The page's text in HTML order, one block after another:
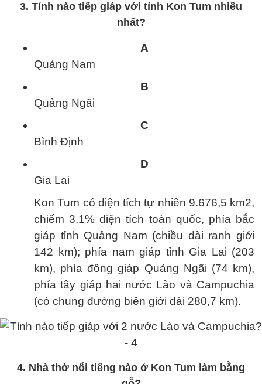
3. Tỉnh nào tiếp giáp với tỉnh Kon Tum nhiều
nhất?
A
Quảng Nam
B
Quảng Ngãi
C
Bình Định
D
Gia Lai
Kon Tum có diện tích tự nhiên 9.676,5 km2,
chiếm 3,1% diện tích toàn quốc, phía bắc
giáp tỉnh Quảng Nam (chiều dài ranh giới
142 km); phía nam giáp tỉnh Gia Lai (203
km), phía đông giáp Quảng Ngãi (74 km),
phía tây giáp hai nước Lào và Campuchia
(có chung đường biên giới dài 280,7 km).
4. Nhà thờ nổi tiếng nào ở Kon Tum làm bằng